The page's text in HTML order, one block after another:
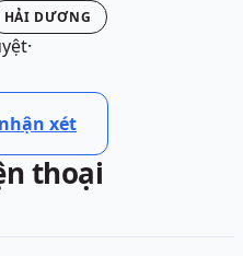
HẢI DƯƠNG
·
nhận xét
thoại